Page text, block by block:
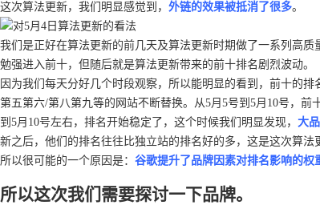
这次算法更新，我们明显感觉到， 外链的效果被抵消了很多。
我们是正好在算法更新的前几天及算法更新时期做了一系列高
勉强进入前十，但随后就是算法更新带来的前十排名剧烈波动。
因为我们每天分好几个时段观察，所以能明显的看到，前十的
第五第六/第八第九等的网站不断替换。从5月5号到5月10号，前
到5月10号左右，排名开始稳定了，这个时候我们明显发现， 大
新之后，他们的排名往往比独立站的排名好的多，这是这次算法
所以很可能的一个原因是： 谷歌提升了品牌因素对排名影响的权
所以这次我们需要探讨一下品牌。